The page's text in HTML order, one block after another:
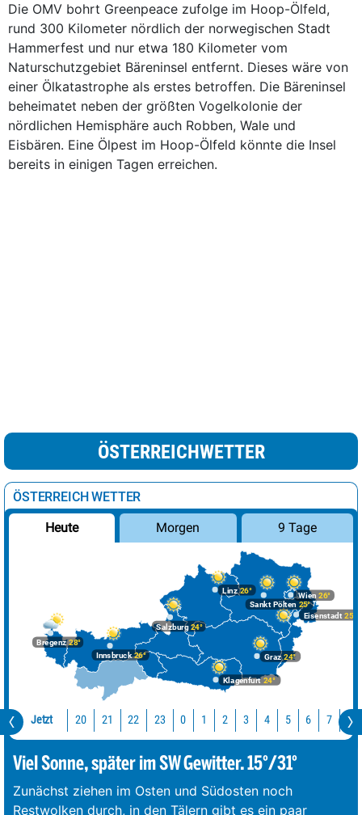
Die OMV bohrt Greenpeace zufolge im Hoop-Ölfeld,
rund 300 Kilometer nördlich der norwegischen Stadt
Hammerfest und nur etwa 180 Kilometer vom
Naturschutzgebiet Bäreninsel entfernt. Dieses wäre von
einer Ölkatastrophe als erstes betroffen. Die Bäreninsel
beheimatet neben der größten Vogelkolonie der
nördlichen Hemisphäre auch Robben, Wale und
Eisbären. Eine Ölpest im Hoop-Ölfeld könnte die Insel
bereits in einigen Tagen erreichen.
ÖSTERREICHWETTER
ÖSTERREICH WETTER
Heute Morgen 9 Tage
Bregenz28°
Graz24°
Innsbruck26°
Klagenfurt 24°
Linz26°
Salzburg24°
Wien 26°
Eisenstadt 25°
Sankt Pölten 25°
Jetzt 20 21 22 23 0 1 2 3 4 5 6 7 8
Viel Sonne, später im SW Gewitter. 15°/31°
Zunächst ziehen im Osten und Südosten noch
Restwolken durch, in den Tälern gibt es ein paar